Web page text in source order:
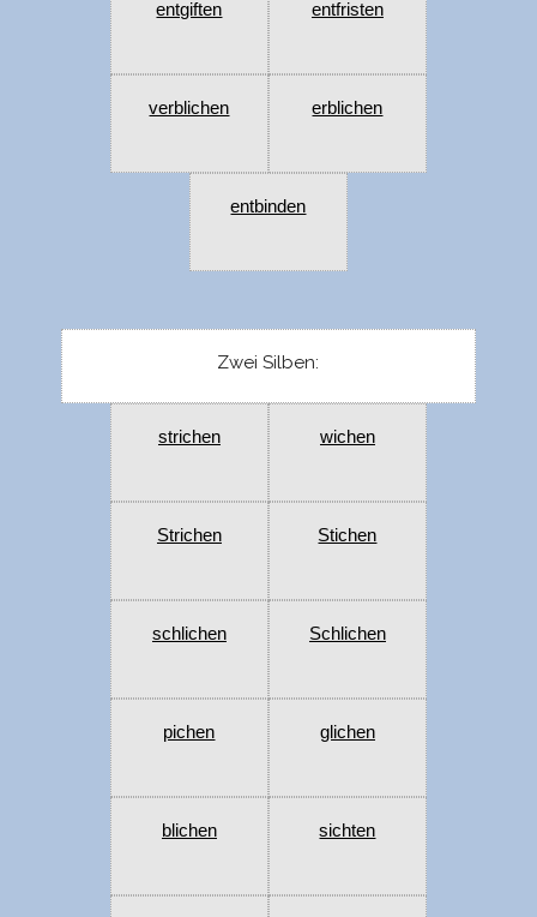
entgiften entfristen
verblichen erblichen
entbinden
Zwei Silben:
strichen wichen
Strichen Stichen
schlichen Schlichen
pichen glichen
blichen sichten